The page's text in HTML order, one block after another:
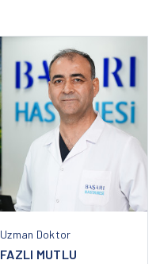
Uzman Doktor
FAZLI MUTLU